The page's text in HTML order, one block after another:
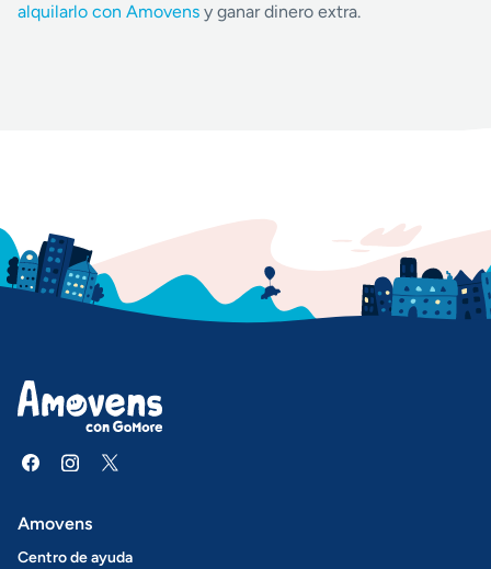
alquilarlo con Amovens y ganar dinero extra.
Amovens
Centro de ayuda